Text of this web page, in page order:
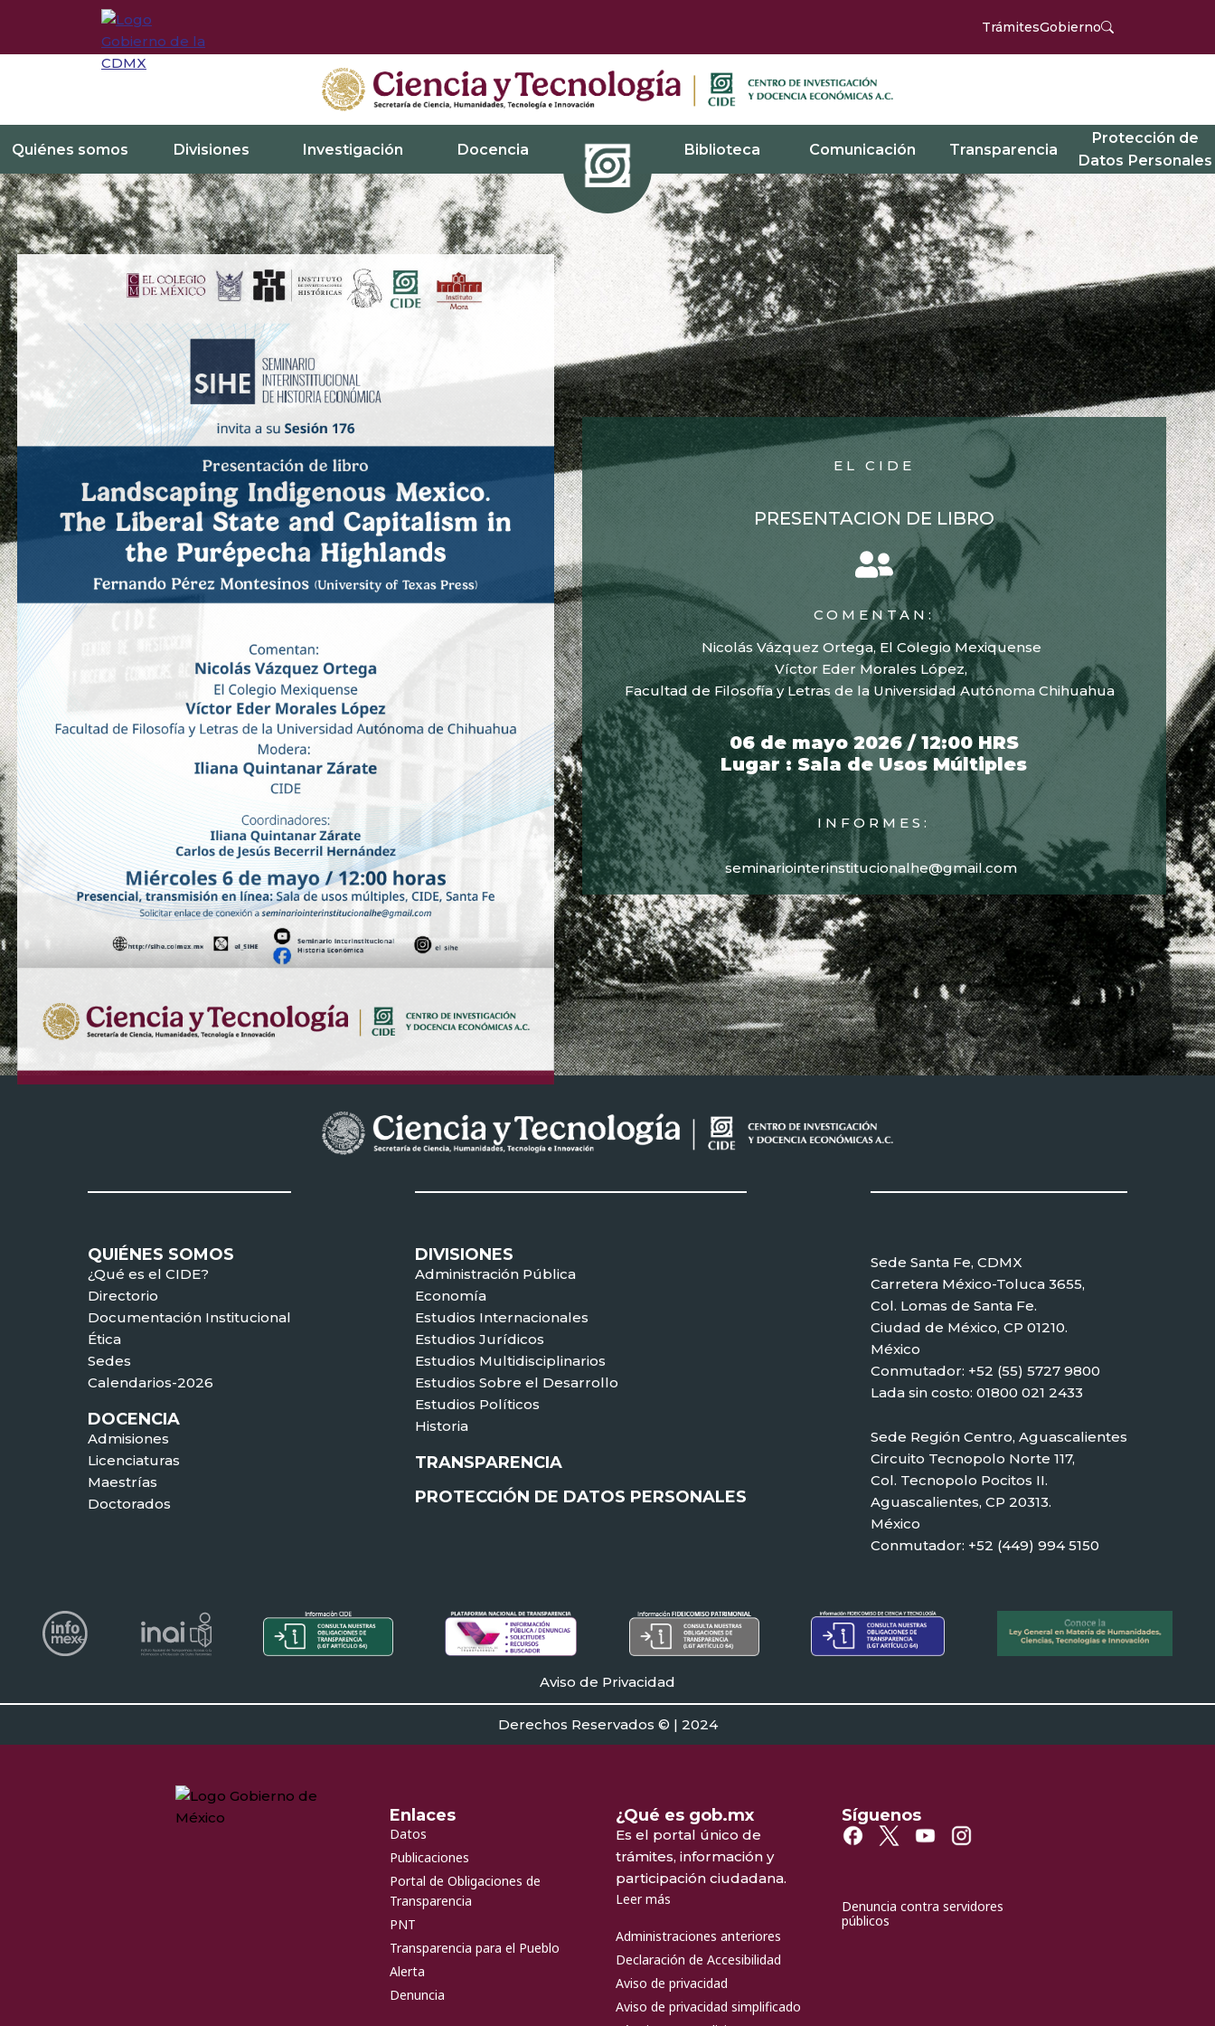
TrámitesGobierno
Quiénes somos Divisiones Investigación Docencia Biblioteca Comunicación Transparencia
Protección de
Datos Personales
EL CIDE
PRESENTACION DE LIBRO
COMENTAN:
Nicolás Vázquez Ortega, El Colegio Mexiquense
Víctor Eder Morales López,
Facultad de Filosofía y Letras de la Universidad Autónoma Chihuahua
06 de mayo 2026 / 12:00 HRS
Lugar : Sala de Usos Múltiples
INFORMES:
seminariointerinstitucionalhe@gmail.com
QUIÉNES SOMOS
¿Qué es el CIDE?
Directorio
Documentación Institucional
Ética
Sedes
Calendarios-2026
DOCENCIA
Admisiones
Licenciaturas
Maestrías
Doctorados
DIVISIONES
Administración Pública
Economía
Estudios Internacionales
Estudios Jurídicos
Estudios Multidisciplinarios
Estudios Sobre el Desarrollo
Estudios Políticos
Historia
TRANSPARENCIA
PROTECCIÓN DE DATOS PERSONALES
Sede Santa Fe, CDMX
Carretera México-Toluca 3655,
Col. Lomas de Santa Fe.
Ciudad de México, CP 01210.
México
Conmutador: +52 (55) 5727 9800
Lada sin costo: 01800 021 2433
Sede Región Centro, Aguascalientes
Circuito Tecnopolo Norte 117,
Col. Tecnopolo Pocitos II.
Aguascalientes, CP 20313.
México
Conmutador: +52 (449) 994 5150
Aviso de Privacidad
Derechos Reservados © | 2024
Enlaces
Datos
Publicaciones
Portal de Obligaciones de
Transparencia
PNT
Transparencia para el Pueblo
Alerta
Denuncia
¿Qué es gob.mx
Es el portal único de
trámites, información y
participación ciudadana.
Leer más
Administraciones anteriores
Declaración de Accesibilidad
Aviso de privacidad
Aviso de privacidad simplificado
Síguenos
Denuncia contra servidores
públicos